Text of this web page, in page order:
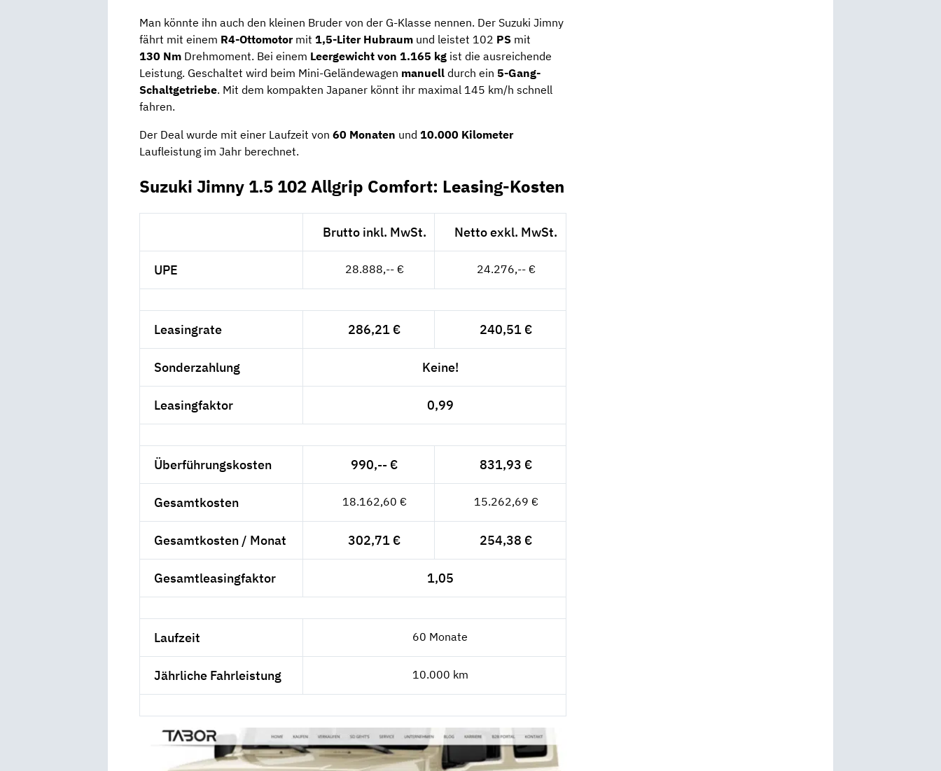
Man könnte ihn auch den kleinen Bruder von der G-Klasse nennen. Der Suzuki Jimny
fährt mit einem R4-Ottomotormit 1,5-Liter Hubraum und leistet 102 PS mit
130 Nm Drehmoment. Bei einem Leergewicht von 1.165 kg ist die ausreichende
Leistung. Geschaltet wird beim Mini-Geländewagen manuell durch ein 5-Gang-
Schaltgetriebe. Mit dem kompakten Japaner könnt ihr maximal 145 km/h schnell
fahren.
Der Deal wurde mit einer Laufzeit von 60 Monaten und 10.000 Kilometer
Laufleistung im Jahr berechnet.
Suzuki Jimny 1.5 102 Allgrip Comfort: Leasing-Kosten
Brutto inkl. MwSt. Netto exkl. MwSt.
UPE 28.888,-- € 24.276,-- €
Leasingrate 286,21 € 240,51 €
Sonderzahlung Keine!
Leasingfaktor 0,99
Überführungskosten 990,-- € 831,93 €
Gesamtkosten 18.162,60 € 15.262,69 €
Gesamtkosten / Monat 302,71 € 254,38 €
Gesamtleasingfaktor 1,05
Laufzeit 60 Monate
Jährliche Fahrleistung 10.000 km